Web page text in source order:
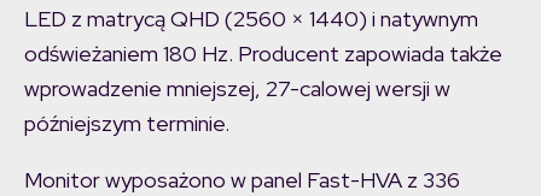
LED z matrycą QHD (2560 × 1440) i natywnym
odświeżaniem 180 Hz. Producent zapowiada także
wprowadzenie mniejszej, 27-calowej wersji w
późniejszym terminie.
Monitor wyposażono w panel Fast-HVA z 336